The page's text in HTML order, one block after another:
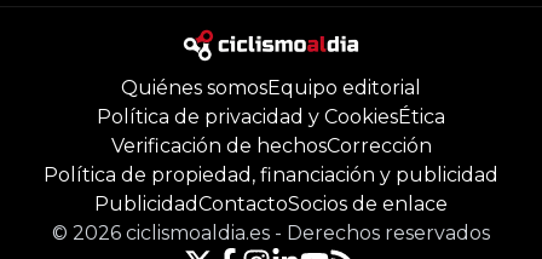
Quiénes somosEquipo editorial
Política de privacidad y CookiesÉtica
Verificación de hechosCorrección
Política de propiedad, financiación y publicidad
PublicidadContactoSocios de enlace
© 2026 ciclismoaldia.es - Derechos reservados